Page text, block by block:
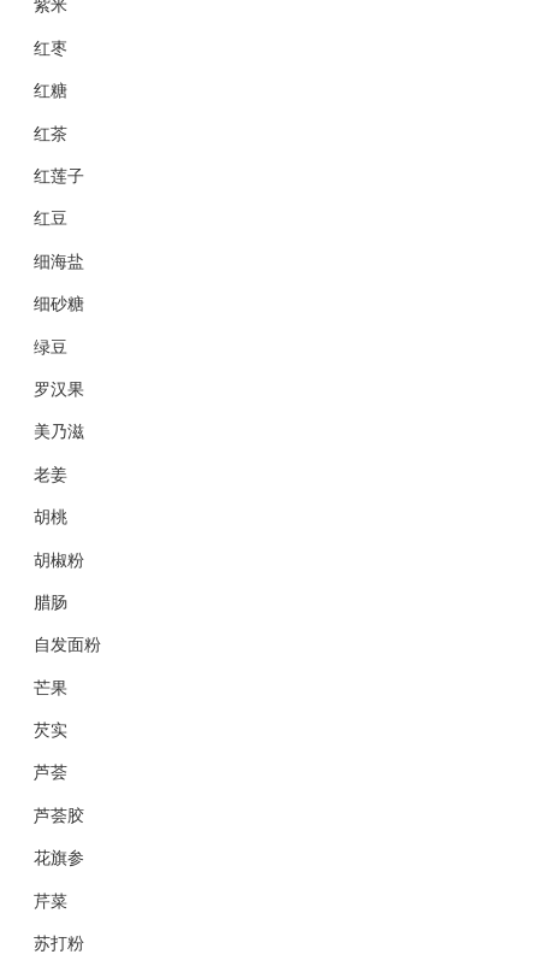
紫米
红枣
红糖
红茶
红莲子
红豆
细海盐
细砂糖
绿豆
罗汉果
美乃滋
老姜
胡桃
胡椒粉
腊肠
自发面粉
芒果
芡实
芦荟
芦荟胶
花旗参
芹菜
苏打粉